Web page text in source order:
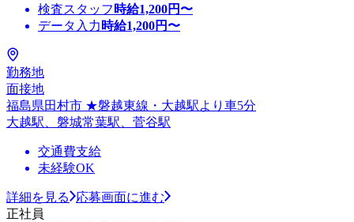
検査スタッフ 時給1,200円〜
データ入力 時給1,200円〜
勤務地
面接地
福島県田村市 ★磐越東線・大越駅より車5分
大越駅、磐城常葉駅、菅谷駅
交通費支給
未経験OK
詳細を見る
応募画面に進む
正社員